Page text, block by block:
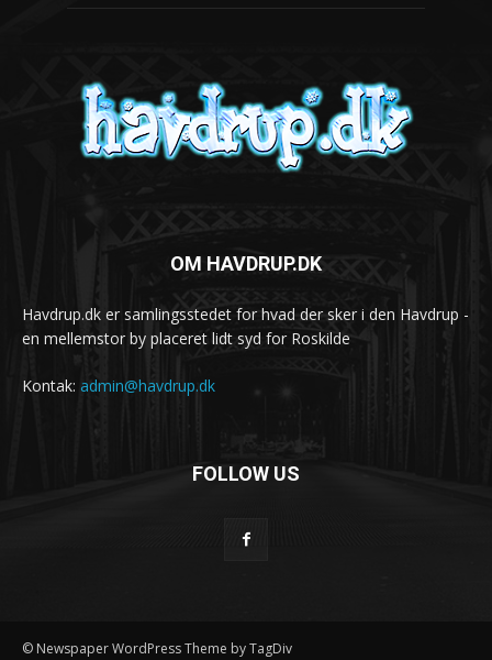
OM HAVDRUP.DK
Havdrup.dk er samlingsstedet for hvad der sker i den Havdrup -
en mellemstor by placeret lidt syd for Roskilde
Kontak: admin@havdrup.dk
FOLLOW US
© Newspaper WordPress Theme by TagDiv